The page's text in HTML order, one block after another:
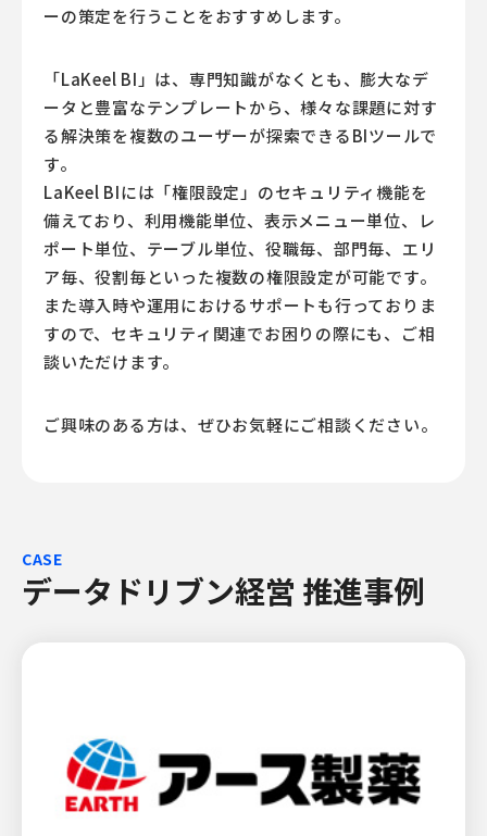
ーの策定を行うことをおすすめします。
「LaKeel BI」は、専門知識がなくとも、膨大なデ
ータと豊富なテンプレートから、様々な課題に対す
る解決策を複数のユーザーが探索できるBIツールで
す。
LaKeel BIには「権限設定」のセキュリティ機能を
備えており、利用機能単位、表示メニュー単位、レ
ポート単位、テーブル単位、役職毎、部門毎、エリ
ア毎、役割毎といった複数の権限設定が可能です。
また導入時や運用におけるサポートも行っておりま
すので、セキュリティ関連でお困りの際にも、ご相
談いただけます。
ご興味のある方は、ぜひお気軽にご相談ください。
CASE
データドリブン経営 推進事例